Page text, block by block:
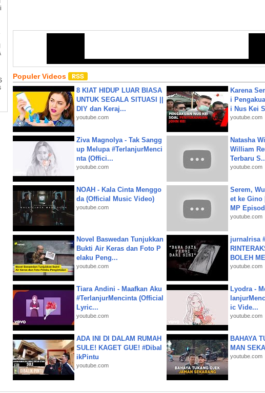
Populer Videos
8 KIAT HIDUP LUAR BIASA
UNTUK SEGALA SITUASI ||
DIY dan Keraj...
youtube.com
Karena
i
i Nus Kei
youtube.com
Ziva Magnolya - Tak Sangg
up Melupa #TerlanjurMenci
nta (Offici...
youtube.com
Natasha
William
Terbaru
youtube.com
NOAH - Kala Cinta Menggo
da (Official Music Video)
youtube.com
Serem,
et ke Gino
MP
youtube.com
Novel Baswedan Tunjukkan
Bukti Air Keras dan Foto P
elaku Peng...
youtube.com
jurnalrisa
BOLEH
youtube.com
Tiara Andini - Maafkan Aku
#TerlanjurMencinta (Official
Lyric...
youtube.com
Lyodra -
ic Vide...
youtube.com
ADA INI DI DALAM RUMAH
SULE! KAGET GUE! #Dibal
ikPintu
youtube.com
BAHAYA
MAN
youtube.com